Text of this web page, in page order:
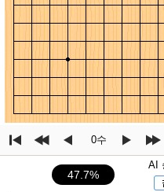
0수
47.7%
AI